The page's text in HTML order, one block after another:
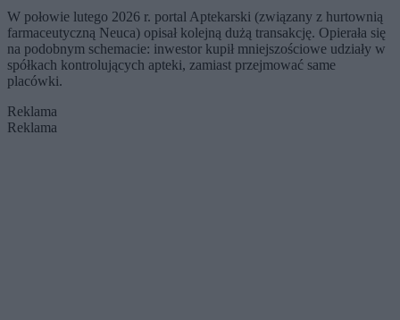
W połowie lutego 2026 r. portal Aptekarski (związany z hurtownią
farmaceutyczną Neuca) opisał kolejną dużą transakcję. Opierała się
na podobnym schemacie: inwestor kupił mniejszościowe udziały w
spółkach kontrolujących apteki, zamiast przejmować same
placówki.
Reklama
Reklama